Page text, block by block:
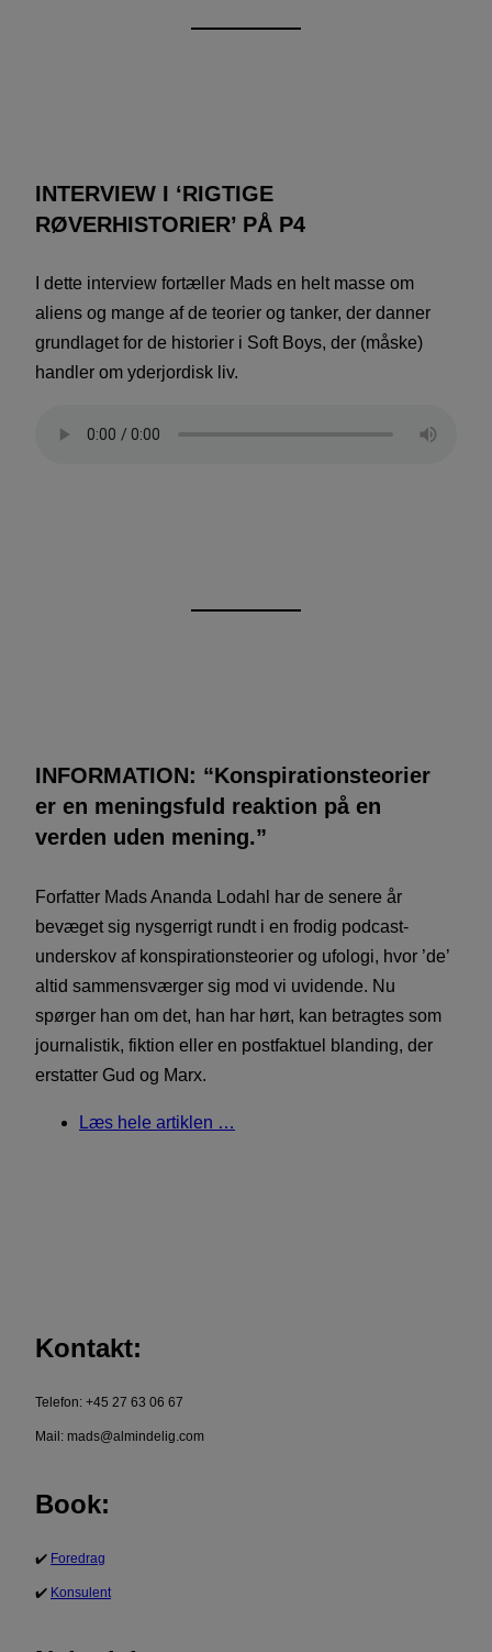
INTERVIEW I ‘RIGTIGE
RØVERHISTORIER’ PÅ P4
I dette interview fortæller Mads en helt masse om
aliens og mange af de teorier og tanker, der danner
grundlaget for de historier i Soft Boys, der (måske)
handler om yderjordisk liv.
INFORMATION: “Konspirationsteorier
er en meningsfuld reaktion på en
verden uden mening.”
Forfatter Mads Ananda Lodahl har de senere år
bevæget sig nysgerrigt rundt i en frodig podcast-
underskov af konspirationsteorier og ufologi, hvor ’de’
altid sammensværger sig mod vi uvidende. Nu
spørger han om det, han har hørt, kan betragtes som
journalistik, fiktion eller en postfaktuel blanding, der
erstatter Gud og Marx.
Læs hele artiklen …
Kontakt:
Telefon: +45 27 63 06 67
Mail: mads@almindelig.com
Book:
✔️ Foredrag
✔️ Konsulent